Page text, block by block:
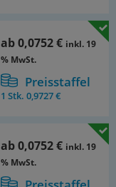
ab0,0752 € inkl. 19
% MwSt.
Preisstaffel
1 Stk.0,9727 €
ab0,0752 € inkl. 19
% MwSt.